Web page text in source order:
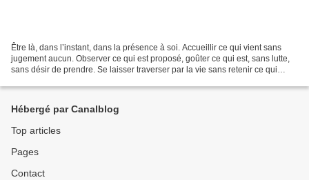
Être là, dans l’instant, dans la présence à soi. Accueillir ce qui vient sans
jugement aucun. Observer ce qui est proposé, goûter ce qui est, sans lutte,
sans désir de prendre. Se laisser traverser par la vie sans retenir ce qui
Hébergé par Canalblog
Top articles
Pages
Contact